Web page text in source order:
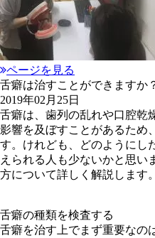
ページを見る
舌癖は治すことができますか
2019年02月25日
舌癖は、歯列の乱れや口腔乾
影響を及ぼすことがあるため
す。けれども、どのようにし
えられる人も少ないかと思い
方について詳しく解説します。
舌癖の種類を検査する
舌癖を治す上でまず重要なの